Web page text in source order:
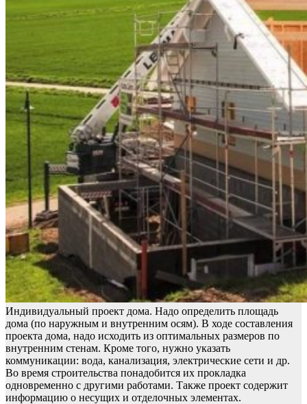
Индивидуальный проект дома. Надо определить площадь
дома (по наружным и внутренним осям). В ходе составления
проекта дома, надо исходить из оптимальных размеров по
внутренним стенам. Кроме того, нужно указать
коммуникации: вода, канализация, электрические сети и др.
Во время строительства понадобится их прокладка
одновременно с другими работами. Также проект содержит
информацию о несущих и отделочных элементах.